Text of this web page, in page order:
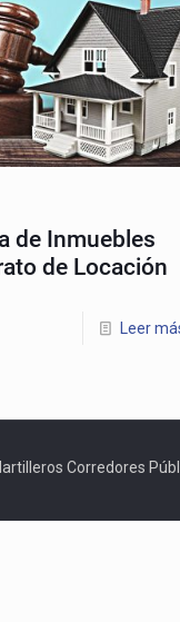
de Inmuebles
de Locación
Leer
Corredores